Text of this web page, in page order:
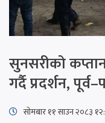
सुनसरीको
गर्दै प्रदर्शन,
सोमबार ११ साउन २०८३